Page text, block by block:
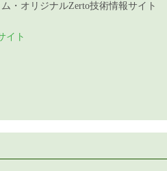
・オリジナルZerto技術情報サイト
イト